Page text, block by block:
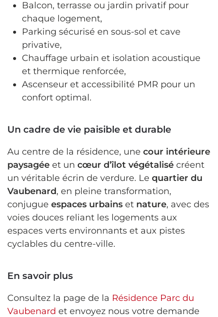
Balcon, terrasse ou jardin privatif pour
chaque logement,
Parking sécurisé en sous-sol et cave
privative,
Chauffage urbain et isolation acoustique
et thermique renforcée,
Ascenseur et accessibilité PMR pour un
confort optimal.
Un cadre de vie paisible et durable
Au centre de la résidence, une cour intérieure
paysagée et un cœur d’îlot végétalisé créent
un véritable écrin de verdure. Le quartier du
Vaubenard, en pleine transformation,
conjugue espaces urbains et nature, avec des
voies douces reliant les logements aux
espaces verts environnants et aux pistes
cyclables du centre-ville.
En savoir plus
Consultez la page de la Résidence Parc du
Vaubenard et envoyez nous votre demande